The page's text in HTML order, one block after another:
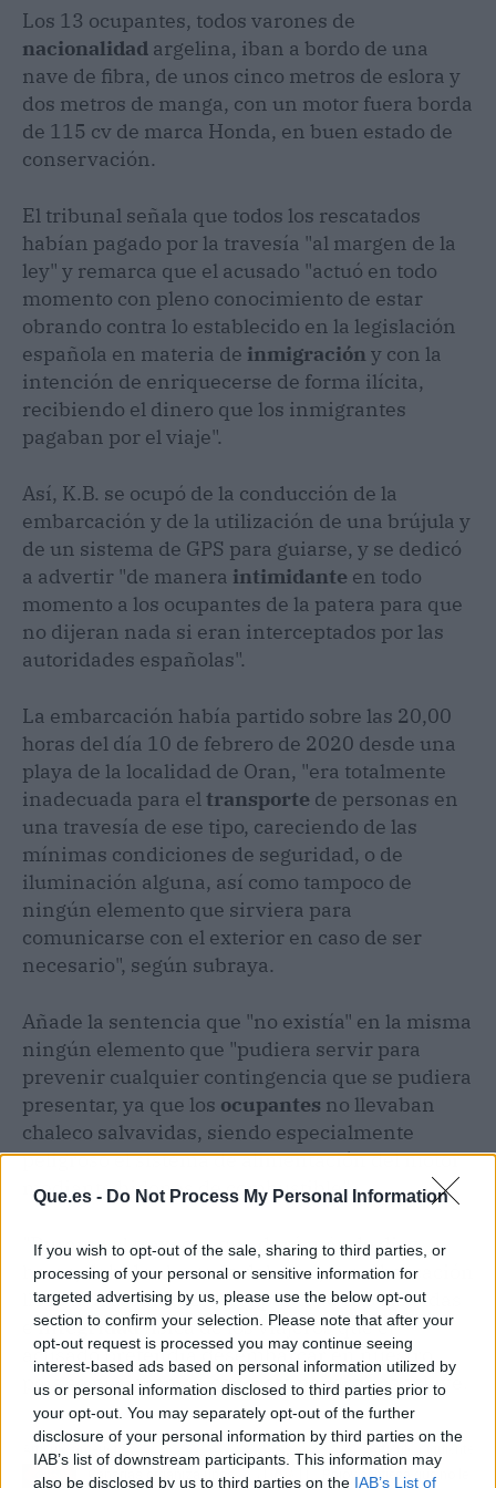
Que.es - Do Not Process My Personal Information
If you wish to opt-out of the sale, sharing to third parties, or
processing of your personal or sensitive information for
targeted advertising by us, please use the below opt-out
section to confirm your selection. Please note that after your
opt-out request is processed you may continue seeing
interest-based ads based on personal information utilized by
us or personal information disclosed to third parties prior to
your opt-out. You may separately opt-out of the further
disclosure of your personal information by third parties on the
IAB’s list of downstream participants. This information may
also be disclosed by us to third parties on the IAB’s List of
Los 13 ocupantes, todos varones de
nacionalidad argelina, iban a bordo de una
nave de fibra, de unos cinco metros de eslora y
dos metros de manga, con un motor fuera borda
de 115 cv de marca Honda, en buen estado de
conservación.
El tribunal señala que todos los rescatados
habían pagado por la travesía "al margen de la
ley" y remarca que el acusado "actuó en todo
momento con pleno conocimiento de estar
obrando contra lo establecido en la legislación
española en materia de inmigración y con la
intención de enriquecerse de forma ilícita,
recibiendo el dinero que los inmigrantes
pagaban por el viaje".
Así, K.B. se ocupó de la conducción de la
embarcación y de la utilización de una brújula y
de un sistema de GPS para guiarse, y se dedicó
a advertir "de manera intimidante en todo
momento a los ocupantes de la patera para que
no dijeran nada si eran interceptados por las
autoridades españolas".
La embarcación había partido sobre las 20,00
horas del día 10 de febrero de 2020 desde una
playa de la localidad de Oran, "era totalmente
inadecuada para eltransporte de personas en
una travesía de ese tipo, careciendo de las
mínimas condiciones de seguridad, o de
iluminación alguna, así como tampoco de
ningún elemento que sirviera para
comunicarse con el exterior en caso de ser
necesario", según subraya.
Añade la sentencia que "no existía" en la misma
ningún elemento que "pudiera servir para
prevenir cualquier contingencia que se pudiera
presentar, ya que los ocupantes no llevaban
chaleco salvavidas, siendo especialmente
peligroso el sistema de alimentación del motor
mediante bidones de combustible".
"Durante el trayecto, que duró más de diez
horas, debido al estado del mar , la embarcación
llegó a desestabilizarse y por todo ello las vidas
eintegridadfísica de los viajeros que el
acusado pretendía desembarcar en nuestro
país se pusieron en concreto peligro", concluye.
Canarias organiza unas
Artículo siguiente
Rajoy confiesa que no le